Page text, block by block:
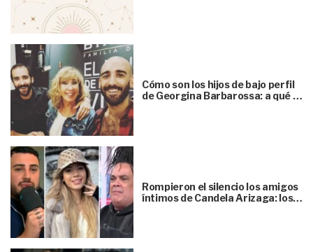
Cómo son los hijos de bajo perfil
de Georgina Barbarossa: a qué …
Rompieron el silencio los amigos
íntimos de Candela Arizaga: los…